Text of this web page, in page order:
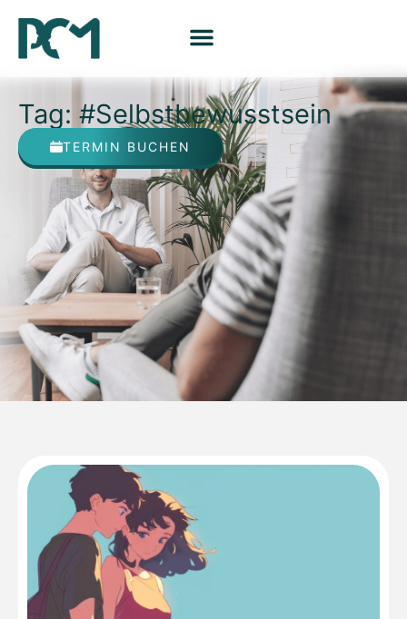
Tag: #Selbstbewusstsein
TERMIN BUCHEN